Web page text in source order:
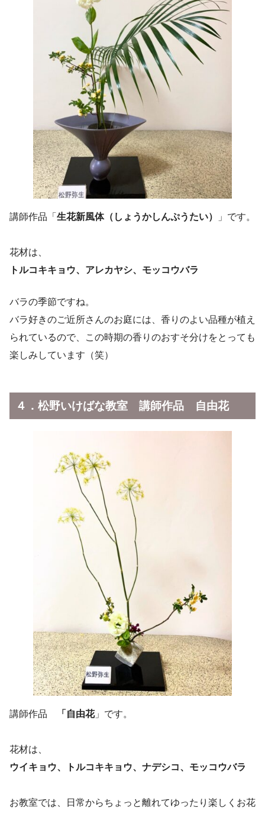
講師作品「 生花新風体（しょうかしんぷうたい） 」です。
花材は、
トルコキキョウ、アレカヤシ、モッコウバラ
バラの季節ですね。
バラ好きのご近所さんのお庭には、香りのよい品種が植え
られているので、この時期の香りのおすそ分けをとっても
楽しみしています（笑）
４．松野いけばな教室 講師作品 自由花
講師作品 「自由花」です。
花材は、
ウイキョウ、トルコキキョウ、ナデシコ、モッコウバラ
お教室では、日常からちょっと離れてゆったり楽しくお花